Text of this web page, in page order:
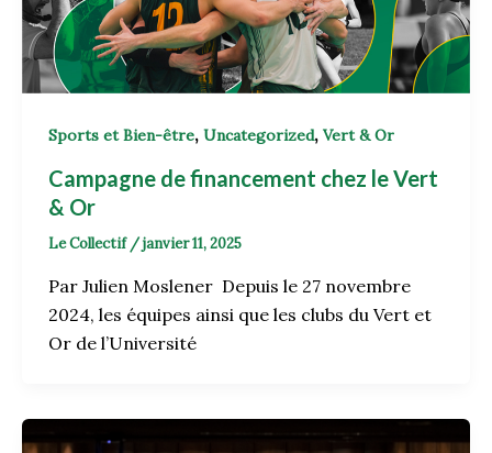
Sports et Bien-être, Uncategorized, Vert & Or
Campagne de financement chez le Vert
& Or
Le Collectif /janvier 11, 2025
Par Julien Moslener Depuis le 27 novembre
2024, les équipes ainsi que les clubs du Vert et
Or de l’Université